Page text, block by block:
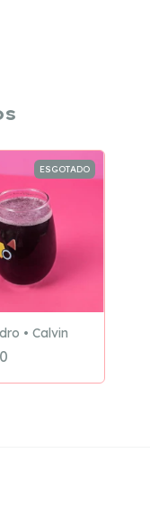
ESGOTADO
• Calvin